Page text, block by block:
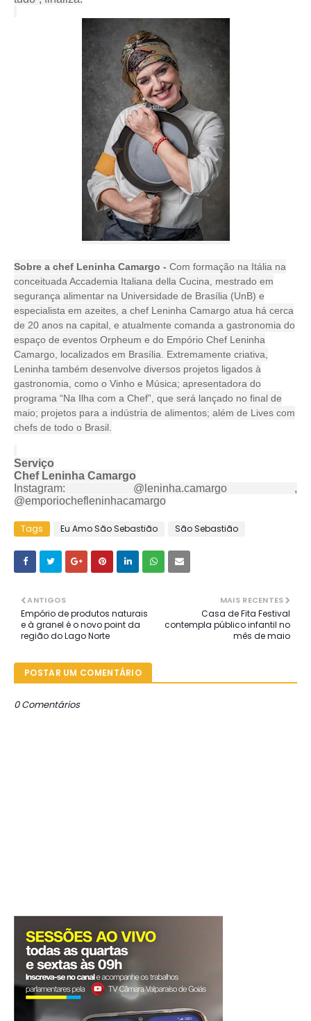
Sobre a chef Leninha Camargo - Com formação na Itália na
conceituada Accademia Italiana della Cucina, mestrado em
segurança alimentar na Universidade de Brasília (UnB) e
especialista em azeites, a chef Leninha Camargo atua há cerca
de 20 anos na capital, e atualmente comanda a gastronomia do
espaço de eventos Orpheum e do Empório Chef Leninha
Camargo, localizados em Brasília. Extremamente criativa,
Leninha também desenvolve diversos projetos ligados à
gastronomia, como o Vinho e Música; apresentadora do
programa “Na Ilha com a Chef”, que será lançado no final de
maio; projetos para a indústria de alimentos; além de Lives com
chefs de todo o Brasil.
Serviço
Chef Leninha Camargo
Instagram: @leninha.camargo ,
@emporiochefleninhacamargo
Tags Eu Amo São Sebastião São Sebastião
MAIS RECENTES
Casa de Fita Festival
contempla público infantil no
mês de maio
ANTIGOS
Empório de produtos naturais
e à granel é o novo point da
região do Lago Norte
POSTAR UM COMENTÁRIO
0 Comentários